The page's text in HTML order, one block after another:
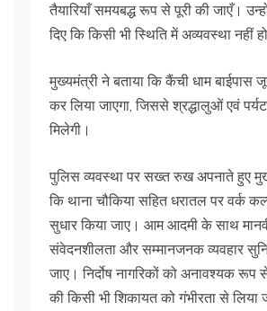
तैयारियाँ समयबद्ध रूप से पूरी की जाएँ।
दिए कि किसी भी स्थिति में अव्यवस्था नहीं
मुख्यमंत्री ने बताया कि कैंची धाम बाईपास
कर लिया जाएगा, जिससे श्रद्धालुओं एवं
मिलेगी।
पुलिस व्यवस्था पर सख्त रुख अपनाते हुए
कि थाना चौकिया सहित धरातल पर वर्क
सुधार किया जाए। आम आदमी के साथ
संवेदनशीलता और सम्मानजनक व्यवहार
जाए। निर्दोष नागरिकों को अनावश्यक
की किसी भी शिकायत को गंभीरता से लिया